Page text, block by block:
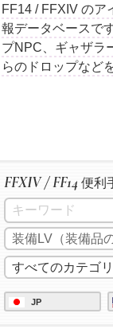
FF14 / FFXIV のア
報データベースで
プNPC、ギャザラ
らのドロップなど
FFXIV / FF14 便利
JP